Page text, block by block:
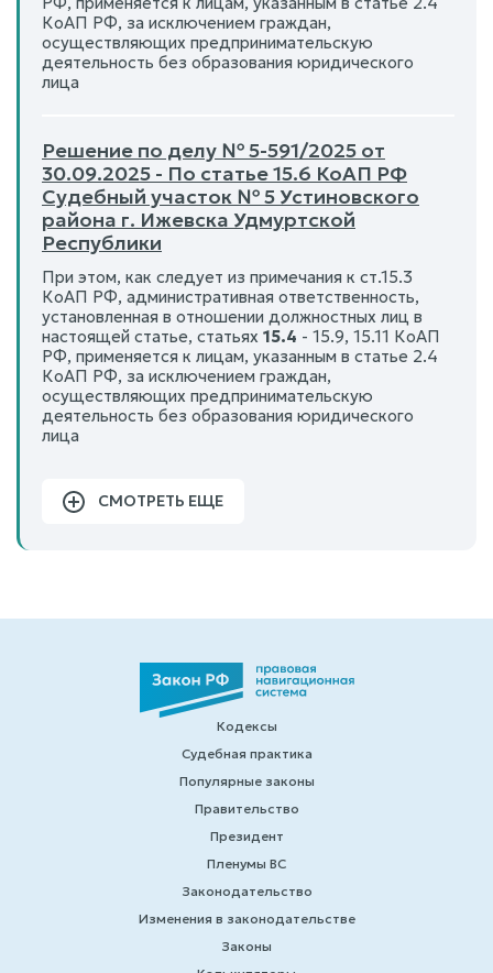
КоАП РФ, за исключением граждан,
осуществляющих предпринимательскую
деятельность без образования юридического
лица
Решение по делу № 5-591/2025 от
30.09.2025 - По статье 15.6 КоАП РФ
Судебный участок № 5 Устиновского
района г. Ижевска Удмуртской
Республики
При этом, как следует из примечания к ст.15.3
КоАП РФ, административная ответственность,
установленная в отношении должностных лиц в
настоящей статье, статьях 15.4 - 15.9, 15.11 КоАП
РФ, применяется к лицам, указанным в статье 2.4
КоАП РФ, за исключением граждан,
осуществляющих предпринимательскую
деятельность без образования юридического
лица
СМОТРЕТЬ ЕЩЕ
Кодексы
Судебная практика
Популярные законы
Правительство
Президент
Пленумы ВС
Законодательство
Изменения в законодательстве
Законы